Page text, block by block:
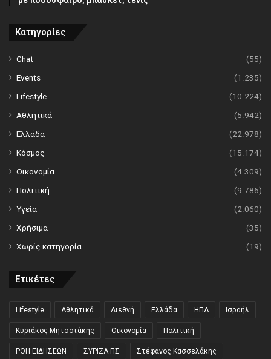
Κατηγορίες
Chat
(55)
Events
(1.235)
Lifestyle
(10.224)
Αθλητικά
(5.942)
Ελλάδα
(22.978)
Κόσμος
(15.174)
Οικονομία
(4.309)
Πολιτική
(9.786)
Υγεία
(2.060)
Χρήσιμα
(35)
Χωρίς κατηγορία
(19)
Ετικέτες
Lifestyle Αθλητικά Διεθνή Ελλάδα ΗΠΑ Ισραήλ
Κυριάκος Μητσοτάκης Οικονομία Πολιτική
ΡΟΗ ΕΙΔΗΣΕΩΝ ΣΥΡΙΖΑ ΠΣ Στέφανος Κασσελάκης